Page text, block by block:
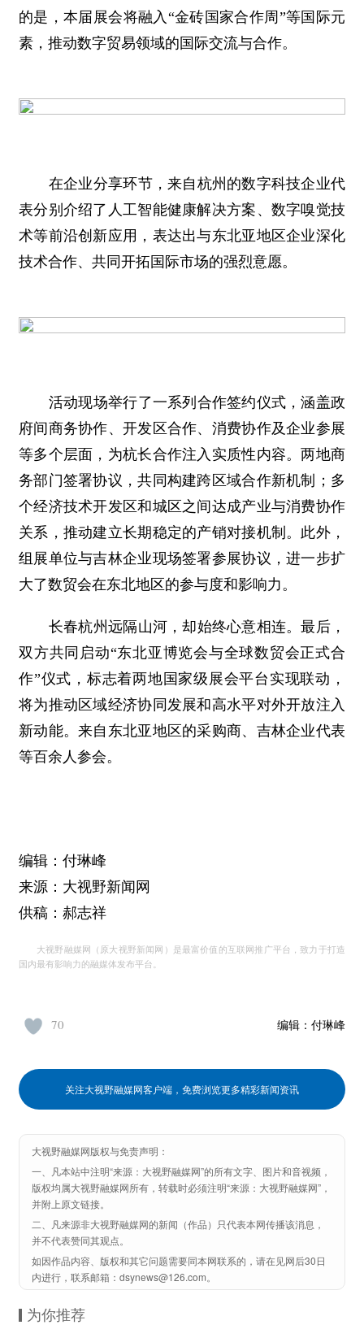
的是，本届展会将融入“金砖国家合作周”等国际元
素，推动数字贸易领域的国际交流与合作。
在企业分享环节，来自杭州的数字科技企业代
表分别介绍了人工智能健康解决方案、数字嗅觉技
术等前沿创新应用，表达出与东北亚地区企业深化
技术合作、共同开拓国际市场的强烈意愿。
活动现场举行了一系列合作签约仪式，涵盖政
府间商务协作、开发区合作、消费协作及企业参展
等多个层面，为杭长合作注入实质性内容。两地商
务部门签署协议，共同构建跨区域合作新机制；多
个经济技术开发区和城区之间达成产业与消费协作
关系，推动建立长期稳定的产销对接机制。此外，
组展单位与吉林企业现场签署参展协议，进一步扩
大了数贸会在东北地区的参与度和影响力。
长春杭州远隔山河，却始终心意相连。最后，
双方共同启动“东北亚博览会与全球数贸会正式合
作”仪式，标志着两地国家级展会平台实现联动，
将为推动区域经济协同发展和高水平对外开放注入
新动能。来自东北亚地区的采购商、吉林企业代表
等百余人参会。
编辑：付琳峰
来源：大视野新闻网
供稿：郝志祥
大视野融媒网（原大视野新闻网）是最富价值的互联网推广平台，致力于打造
国内最有影响力的融媒体发布平台。
编辑： 付琳峰
70
关注大视野融媒网客户端，免费浏览更多精彩新闻资讯
大视野融媒网版权与免责声明：
一、凡本站中注明“来源：大视野融媒网”的所有文字、图片和音视频，
版权均属大视野融媒网所有，转载时必须注明“来源：大视野融媒网”，
并附上原文链接。
二、凡来源非大视野融媒网的新闻（作品）只代表本网传播该消息，
并不代表赞同其观点。
如因作品内容、版权和其它问题需要同本网联系的，请在见网后30日
内进行，联系邮箱：dsynews@126.com。
为你推荐